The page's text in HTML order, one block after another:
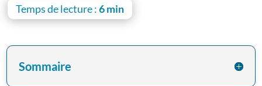
Temps de lecture :6 min
Sommaire